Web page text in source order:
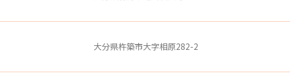
大分県杵築市大字相原282-2